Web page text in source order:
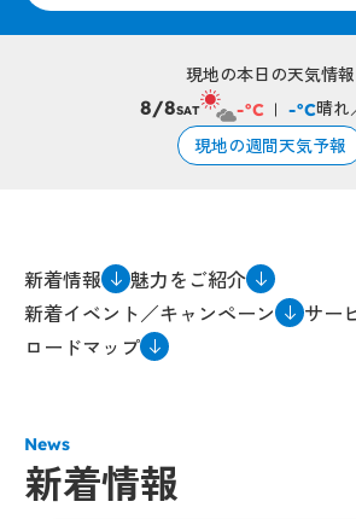
現地の本日の天気情報
8/8SAT -°C -°C晴れ
現地の週間天気予報
新着情報
魅力をご紹介
新着イベント／キャンペーン
サー
ロードマップ
News
新着情報